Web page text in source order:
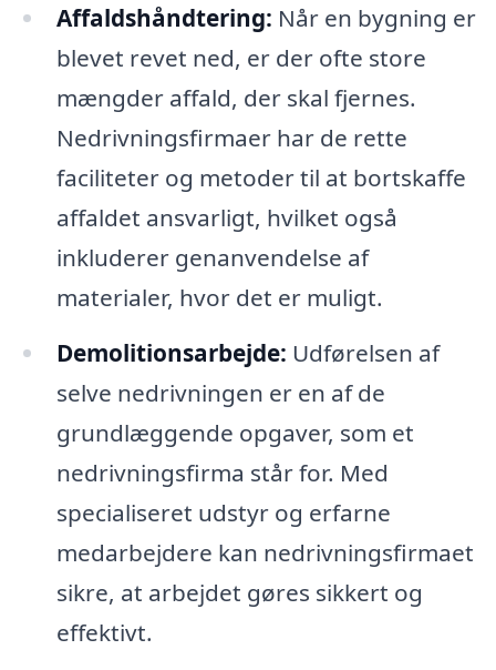
Affaldshåndtering: Når en bygning er
blevet revet ned, er der ofte store
mængder affald, der skal fjernes.
Nedrivningsfirmaer har de rette
faciliteter og metoder til at bortskaffe
affaldet ansvarligt, hvilket også
inkluderer genanvendelse af
materialer, hvor det er muligt.
Demolitionsarbejde: Udførelsen af
selve nedrivningen er en af de
grundlæggende opgaver, som et
nedrivningsfirma står for. Med
specialiseret udstyr og erfarne
medarbejdere kan nedrivningsfirmaet
sikre, at arbejdet gøres sikkert og
effektivt.